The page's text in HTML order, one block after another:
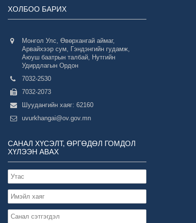
ХОЛБОО БАРИХ
Монгол Улс, Өвөрхангай аймаг,
Арвайхээр сум, Гэндэнгийн гудамж,
Аюуш баатрын талбай, Нутгийн
Удирдлагын Ордон
7032-2530
7032-2073
Шуудангийн хаяг: 62160
uvurkhangai@ov.gov.mn
САНАЛ ХҮСЭЛТ, ӨРГӨДӨЛ ГОМДОЛ
ХҮЛЭЭН АВАХ